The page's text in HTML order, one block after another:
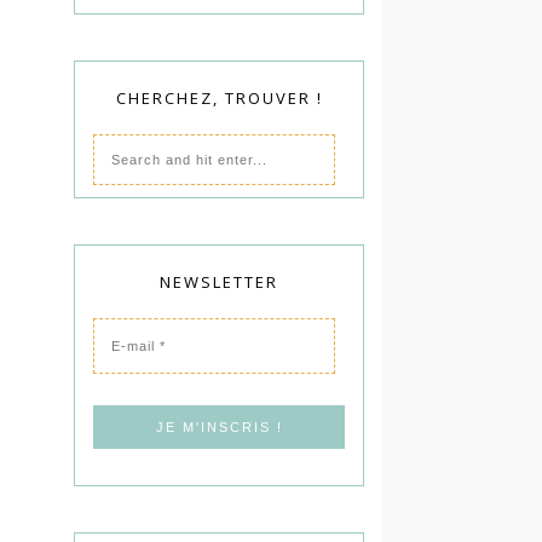
CHERCHEZ, TROUVER !
NEWSLETTER
E-
mail
*